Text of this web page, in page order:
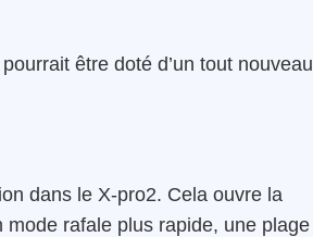
être doté d’un tout nouveau
dans le X-pro2. Cela ouvre la
rafale plus rapide, une plage